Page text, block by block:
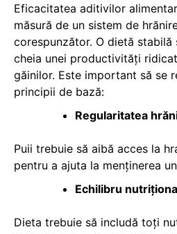
Eficacitatea aditivilor
măsură de un sistem de
corespunzător. O dietă stabilă
cheia unei productivități
găinilor. Este important să se
principii de bază:
Regularitatea
Puii trebuie să aibă acces la
pentru a ajuta la menținerea
Echilibru
Dieta trebuie să includă toți